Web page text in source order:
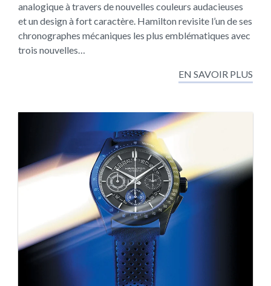
analogique à travers de nouvelles couleurs audacieuses
et un design à fort caractère. Hamilton revisite l’un de ses
chronographes mécaniques les plus emblématiques avec
trois nouvelles…
EN SAVOIR PLUS